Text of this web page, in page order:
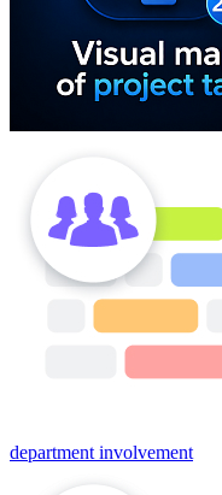
department involvement